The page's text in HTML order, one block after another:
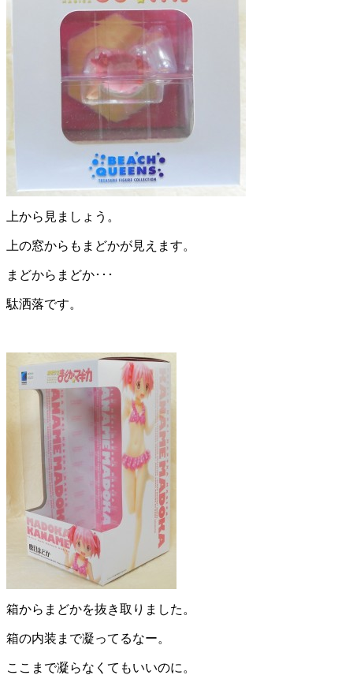
上から見ましょう。
上の窓からもまどかが見えます。
まどからまどか･･･
駄洒落です。
箱からまどかを抜き取りました。
箱の内装まで凝ってるなー。
ここまで凝らなくてもいいのに。